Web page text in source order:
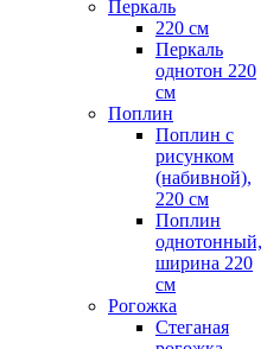
Перкаль
220 см
Перкаль
однотон 220
см
Поплин
Поплин с
рисунком
(набивной),
220 см
Поплин
однотонный,
ширина 220
см
Рогожка
Стеганая